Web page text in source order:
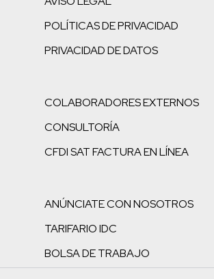
POLÍTICAS DE PRIVACIDAD
PRIVACIDAD DE DATOS
COLABORADORES EXTERNOS
CONSULTORÍA
CFDI SAT FACTURA EN LÍNEA
ANÚNCIATE CON NOSOTROS
TARIFARIO IDC
BOLSA DE TRABAJO